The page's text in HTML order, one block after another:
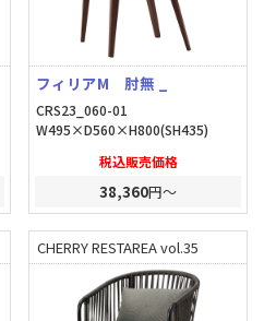
フィリアM 肘無 _
CRS23_060-01
W495×D560×H800(SH435)
税込販売価格
38,360円～
CHERRY RESTAREA vol.35